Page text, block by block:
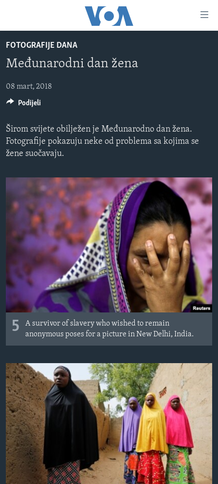
glavni
sadržaj
na
navigaciju
na
pretragu
TV PROGRAM
VIDEO
FOTOGRAFIJE DANA
VIJESTI
BOSNA I HERCEGOVINA
SVIJET
NAUKA I TEHNOLOGIJA
SPECIJALNI PROJEKTI
KORUPCIJA
ŽENSKA STRANA
IZBJEGLIČKA STRANA
MAGAZIN
O GLASU AMERIKE
Learning English
PRATITE NAS
FOTOGRAFIJE DANA
Međunarodni dan žena
08 mart, 2018
Širom svijete obilježen je Međunarodno dan žena.
Fotografije pokazuju neke od problema sa kojima se
žene suočavaju.
5
A survivor of slavery who wished to remain
anonymous poses for a picture in New Delhi, India.
Podijeli